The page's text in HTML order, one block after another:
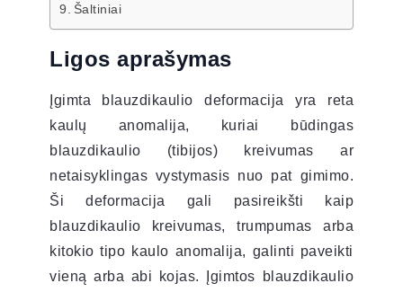
Šaltiniai
Ligos aprašymas
Įgimta blauzdikaulio deformacija yra reta
kaulų anomalija, kuriai būdingas
blauzdikaulio (tibijos) kreivumas ar
netaisyklingas vystymasis nuo pat gimimo.
Ši deformacija gali pasireikšti kaip
blauzdikaulio kreivumas, trumpumas arba
kitokio tipo kaulo anomalija, galinti paveikti
vieną arba abi kojas. Įgimtos blauzdikaulio